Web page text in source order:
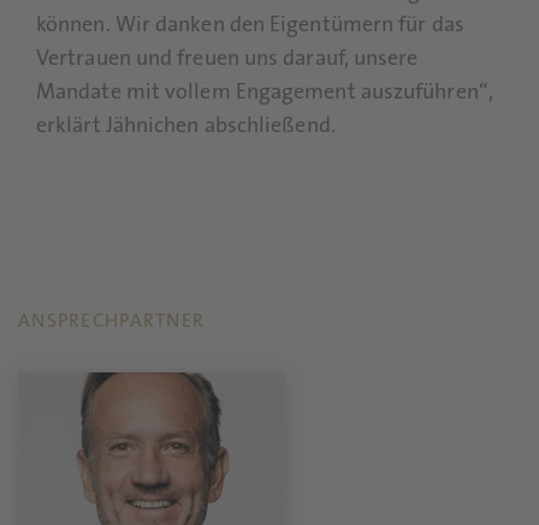
können. Wir danken den Eigentümern für das
Vertrauen und freuen uns darauf, unsere
Mandate mit vollem Engagement auszuführen“,
erklärt Jähnichen abschließend.
ANSPRECHPARTNER